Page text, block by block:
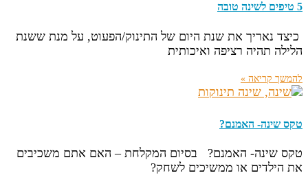
5 טיפים לשינה טובה
כיצד נאריך את שנת היום של התינוק/הפעוט, על מנת ששנת
הלילה תהיה רציפה ואיכותית
להמשך קריאה »
טקס שינה- האמנם?
טקס שינה- האמנם? בסיום המקלחת – האם אתם משכיבים
את הילדים או ממשיכים לשחק?